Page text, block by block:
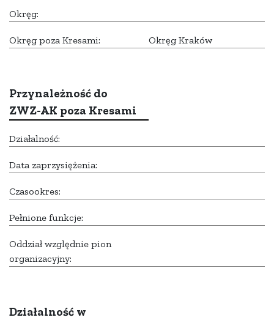
Okręg:
Okręg poza Kresami: Okręg Kraków
Przynależność do
ZWZ-AK poza Kresami
Działalność:
Data zaprzysiężenia:
Czasookres:
Pełnione funkcje:
Oddział względnie pion
organizacyjny:
Działalność w